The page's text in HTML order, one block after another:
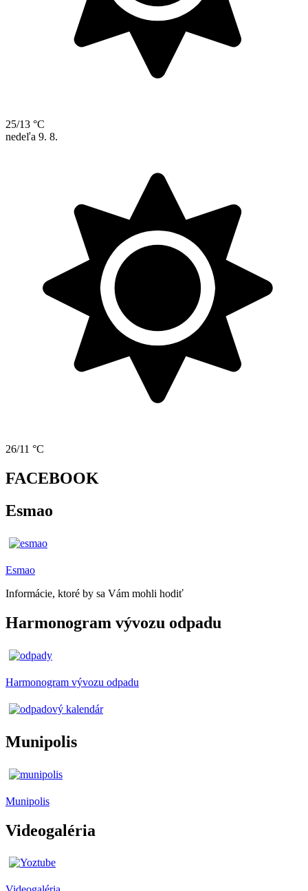
25/13 °C
nedeľa 9. 8.
26/11 °C
FACEBOOK
Esmao
Esmao
Informácie, ktoré by sa Vám mohli hodiť
Harmonogram vývozu odpadu
Harmonogram vývozu odpadu
Munipolis
Munipolis
Videogaléria